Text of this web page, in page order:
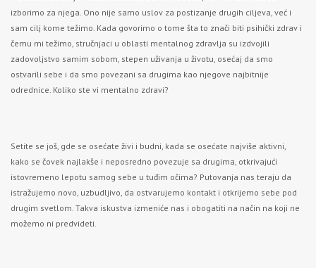
izborimo za njega. Ono nije samo uslov za postizanje drugih ciljeva, već i
sam cilj kome težimo. Kada govorimo o tome šta to znači biti psihički zdrav i
čemu mi težimo, stručnjaci u oblasti mentalnog zdravlja su izdvojili
zadovoljstvo samim sobom, stepen uživanja u životu, osećaj da smo
ostvarili sebe i da smo povezani sa drugima kao njegove najbitnije
odrednice. Koliko ste vi mentalno zdravi?
Setite se još, gde se osećate živi i budni, kada se osećate najviše aktivni,
kako se čovek najlakše i neposredno povezuje sa drugima, otkrivajući
istovremeno lepotu samog sebe u tuđim očima? Putovanja nas teraju da
istražujemo novo, uzbudljivo, da ostvarujemo kontakt i otkrijemo sebe pod
drugim svetlom. Takva iskustva izmeniće nas i obogatiti na način na koji ne
možemo ni predvideti.